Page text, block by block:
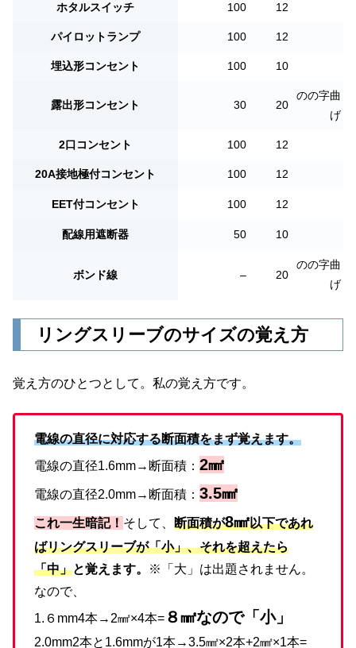
ホタルスイッチ 100 12
パイロットランプ 100 12
埋込形コンセント 100 10
露出形コンセント 30 20
のの字曲
げ
2口コンセント 100 12
20A接地極付コンセント 100 12
EET付コンセント 100 12
配線用遮断器 50 10
ボンド線 – 20
のの字曲
げ
リングスリーブのサイズの覚え方
覚え方のひとつとして。私の覚え方です。
電線の直径に対応する断面積をまず覚えます。
電線の直径1.6mm→断面積： 2㎟
電線の直径2.0mm→断面積： 3.5㎟
これ一生暗記！ そして、 断面積が8㎟以下であれ
ばリングスリーブが「小」、それを超えたら
「中」と覚えます。
※「大」は出題されません。
なので、
1.６mm4本→2㎟×4本= ８㎟なので「 小」
2.0mm2本と1.6mmが1本→3.5㎟×2本+2㎟×1本=